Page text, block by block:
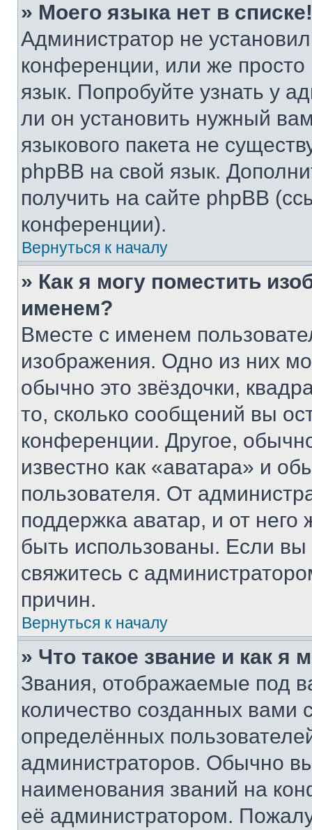
» Моего языка нет в списке!
Администратор не
конференции, или же
язык. Попробуйте узнать у
ли он установить нужный
языкового пакета не
phpBB на свой язык.
получить на сайте phpBB
конференции).
Вернуться к началу
» Как я могу поместить
именем?
Вместе с именем
изображения. Одно из них
обычно это звёздочки,
то, сколько сообщений вы
конференции. Другое,
известно как «аватара» и
пользователя. От
поддержка аватар, и от него
быть использованы. Если
свяжитесь с
причин.
Вернуться к началу
» Что такое звание и как я
Звания, отображаемые под
количество созданных
определённых
администраторов. Обычно
наименования званий на
её администратором.